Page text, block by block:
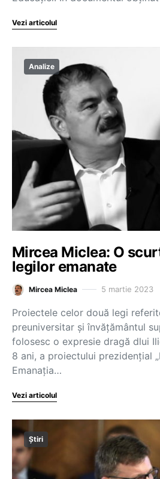
Vezi articolul
Analize
Mircea Miclea: O
legilor emanate
Mircea Miclea 5 martie 2023
Proiectele celor două legi
preuniversitar și învățământul
folosesc o expresie dragă dlui
8 ani, a proiectului prezidențial
Emanația…
Vezi articolul
Știri